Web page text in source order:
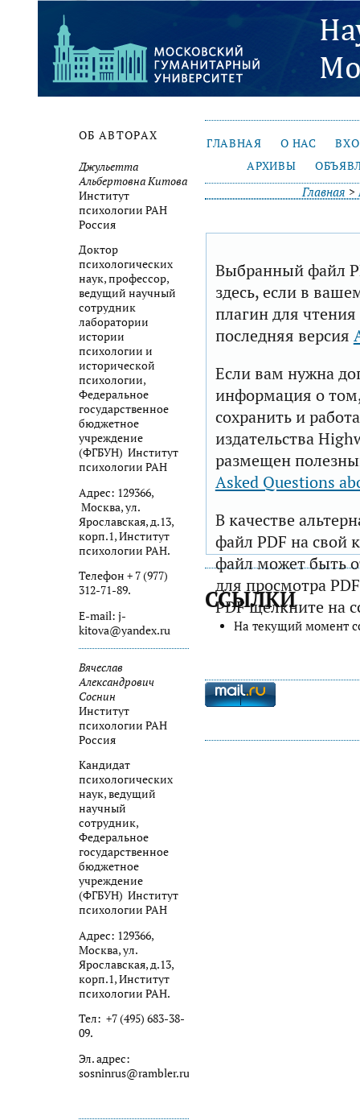
ОБ АВТОРАХ
Джульетта
Альбертовна Китова
Институт
психологии РАН
Россия
Доктор
психологических
наук, профессор,
ведущий научный
сотрудник
лаборатории
истории
психологии и
исторической
психологии,
Федеральное
государственное
бюджетное
учреждение
(ФГБУН) Институт
психологии РАН
Адрес: 129366,
Москва, ул.
Ярославская, д.13,
корп.1, Институт
психологии РАН.
Телефон + 7 (977)
312-71-89.
E-mail: j-
kitova@yandex.ru
Вячеслав
Александрович
Соснин
Институт
психологии РАН
Россия
Кандидат
психологических
наук, ведущий
научный
сотрудник,
Федеральное
государственное
бюджетное
учреждение
(ФГБУН) Институт
психологии РАН
Адрес: 129366,
Москва, ул.
Ярославская, д.13,
корп.1, Институт
психологии РАН.
Тел: +7 (495) 683-38-
09.
Эл. адрес:
sosninrus@rambler.ru
ГЛАВНАЯ О НАС
АРХИВЫ
Главная >
Выбранный файл
здесь, если в
плагин для
последняя версия
Если вам нужна
информация о том,
сохранить и
издательства
размещен
Asked Questions
В качестве
файл PDF на свой
файл может быть
для просмотра
PDF щелкните на
ССЫЛКИ
На текущий момент